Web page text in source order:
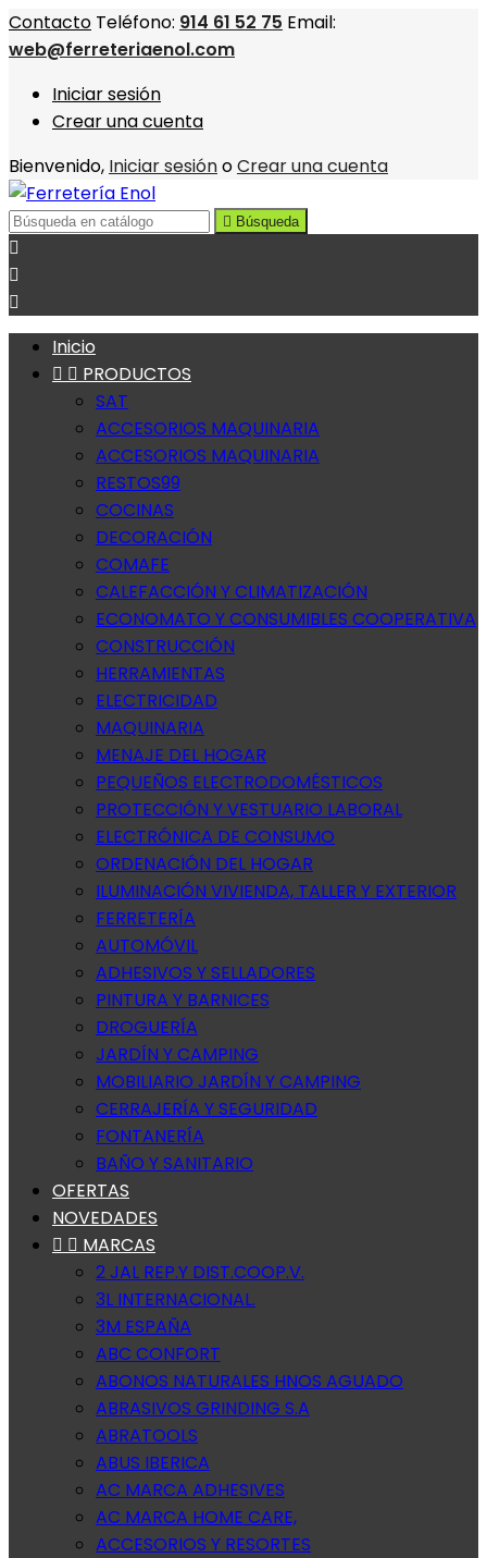
Contacto Teléfono: 914 61 52 75 Email:
web@ferreteriaenol.com
Iniciar sesión
Crear una cuenta
Bienvenido, Iniciar sesiónoCrear una cuenta
 Búsqueda



Inicio
  PRODUCTOS
SAT
ACCESORIOS MAQUINARIA
ACCESORIOS MAQUINARIA
RESTOS99
COCINAS
DECORACIÓN
COMAFE
CALEFACCIÓN Y CLIMATIZACIÓN
ECONOMATO Y CONSUMIBLES COOPERATIVA
CONSTRUCCIÓN
HERRAMIENTAS
ELECTRICIDAD
MAQUINARIA
MENAJE DEL HOGAR
PEQUEÑOS ELECTRODOMÉSTICOS
PROTECCIÓN Y VESTUARIO LABORAL
ELECTRÓNICA DE CONSUMO
ORDENACIÓN DEL HOGAR
ILUMINACIÓN VIVIENDA, TALLER Y EXTERIOR
FERRETERÍA
AUTOMÓVIL
ADHESIVOS Y SELLADORES
PINTURA Y BARNICES
DROGUERÍA
JARDÍN Y CAMPING
MOBILIARIO JARDÍN Y CAMPING
CERRAJERÍA Y SEGURIDAD
FONTANERÍA
BAÑO Y SANITARIO
OFERTAS
NOVEDADES
  MARCAS
2 JAL REP.Y DIST.COOP.V.
3L INTERNACIONAL.
3M ESPAÑA
ABC CONFORT
ABONOS NATURALES HNOS AGUADO
ABRASIVOS GRINDING S.A
ABRATOOLS
ABUS IBERICA
AC MARCA ADHESIVES
AC MARCA HOME CARE,
ACCESORIOS Y RESORTES